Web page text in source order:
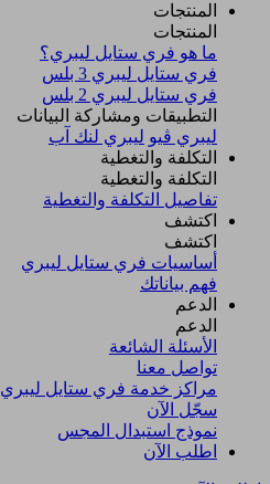
المنتجات
المنتجات
ما هو فري ستايل ليبري؟
فري ستايل ليبري 3 بلس​
فري ستايل ليبري 2 بلس​
التطبيقات ومشاركة البيانات
ليبري ڤيو ليبري لنك آب
التكلفة والتغطية
التكلفة والتغطية
تفاصيل التكلفة والتغطية
اكتشف​
اكتشف​
أساسيات فري ستايل ليبري
فهم بياناتك
الدعم
الدعم
الأسئلة الشائعة
تواصل معنا
مراكز خدمة فري ستايل ليبري
سجّل الآن​
نموذج استبدال المجس
اطلب الآن